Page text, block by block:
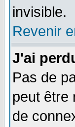
invisible.
Revenir
J'ai
Pas de
peut être
de